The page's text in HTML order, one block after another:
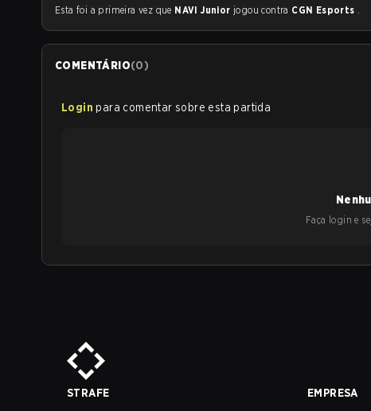
Esta foi a primeira vez que NAVI Junior jogou contra CGN Esports .
COMENTÁRIO(0)
Login para comentar sobre esta partida
Faça login e
STRAFE
EMPRESA